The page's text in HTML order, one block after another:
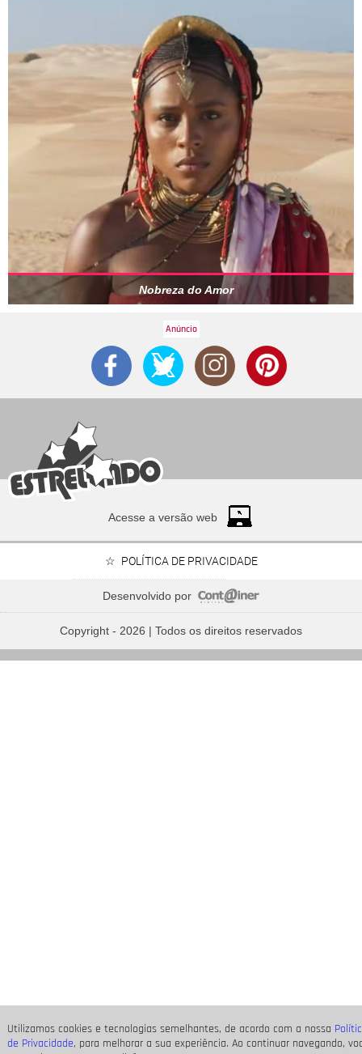
Utilizamos cookies e tecnologias semelhantes, de acordo com a nossa
de Privacidade, para melhorar a sua experiência. Ao continuar navegando,
Nobreza do Amor
Acesse a versão web
POLÍTICA DE PRIVACIDADE
Desenvolvido por
Copyright - 2026 | Todos os direitos reservados